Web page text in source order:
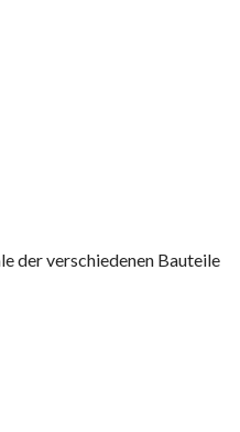
der verschiedenen Bauteile